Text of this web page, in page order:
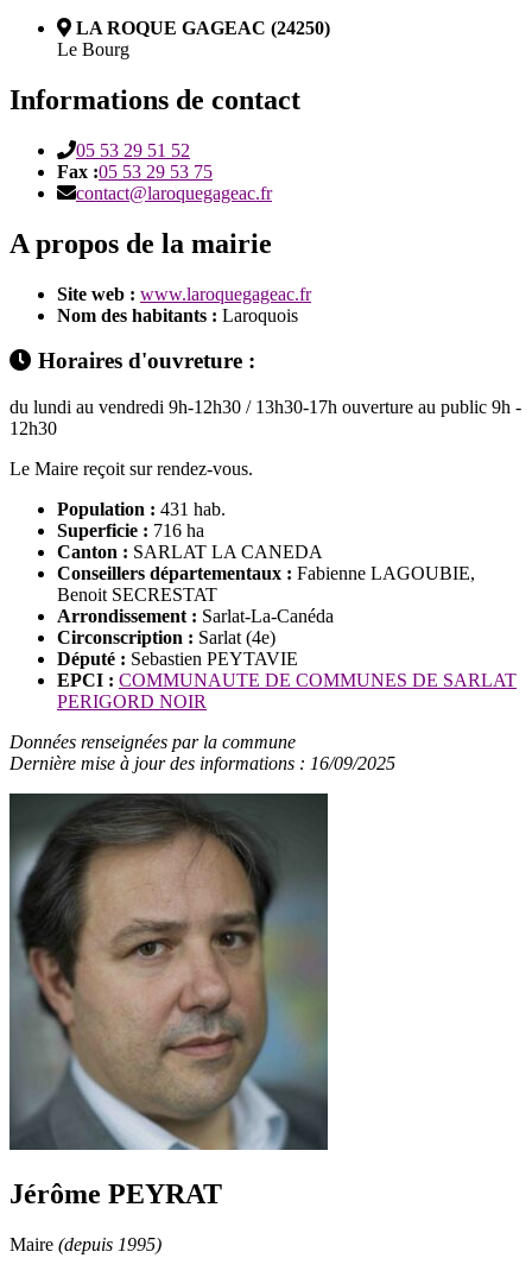
LA ROQUE GAGEAC (24250)
Le Bourg
Informations de contact
05 53 29 51 52
Fax :05 53 29 53 75
contact@laroquegageac.fr
A propos de la mairie
Site web : www.laroquegageac.fr
Nom des habitants : Laroquois
Horaires d'ouvreture :
du lundi au vendredi 9h-12h30 / 13h30-17h ouverture au public 9h -
12h30
Le Maire reçoit sur rendez-vous.
Population : 431 hab.
Superficie : 716 ha
Canton : SARLAT LA CANEDA
Conseillers départementaux : Fabienne LAGOUBIE,
Benoit SECRESTAT
Arrondissement : Sarlat-La-Canéda
Circonscription : Sarlat (4e)
Député : Sebastien PEYTAVIE
EPCI : COMMUNAUTE DE COMMUNES DE SARLAT
PERIGORD NOIR
Données renseignées par la commune
Dernière mise à jour des informations : 16/09/2025
Jérôme PEYRAT
Maire (depuis 1995)